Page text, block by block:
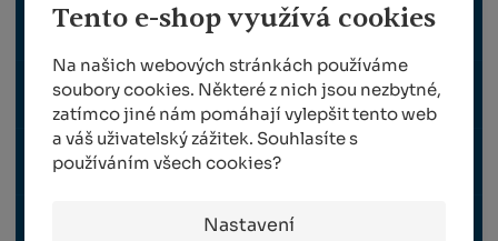
Tento e-shop využívá cookies
Na našich webových stránkách používáme
soubory cookies. Některé z nich jsou nezbytné,
zatímco jiné nám pomáhají vylepšit tento web
a váš uživatelský zážitek. Souhlasíte s
používáním všech cookies?
Nastavení
MANIPULACE A UVAZOVÁNÍ
MINERÁLNÍ A SOLNÉ LIZY
MLÝNKY NA OBILÍ
NAPÁJEČKY A KRMÍTKA